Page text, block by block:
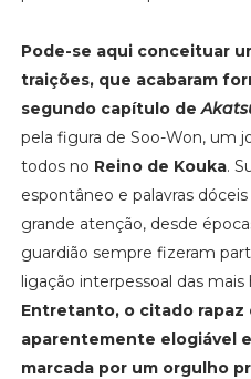
Pode-se aqui conceituar
traições, que acabaram
segundo capítulo de
pela figura de Soo-Won, um
todos no Reino de Kouka.
espontâneo e palavras
grande atenção, desde
guardião sempre fizeram
ligação interpessoal das mais
Entretanto, o citado rapaz
aparentemente elogiável
marcada por um orgulho